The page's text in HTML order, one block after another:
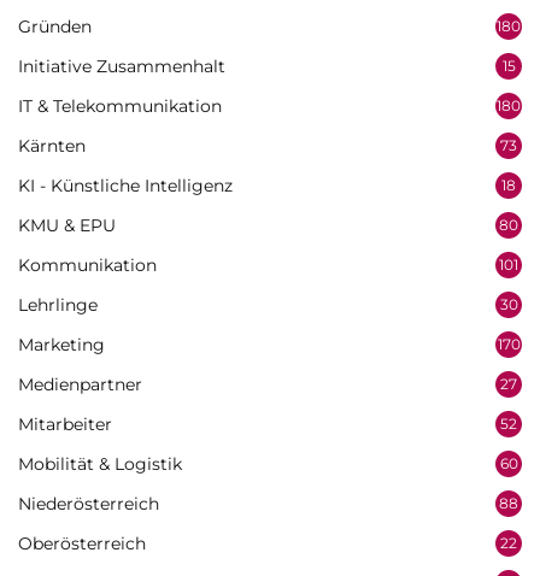
Gründen 180
Initiative Zusammenhalt 15
IT & Telekommunikation 180
Kärnten 73
KI - Künstliche Intelligenz 18
KMU & EPU 80
Kommunikation 101
Lehrlinge 30
Marketing 170
Medienpartner 27
Mitarbeiter 52
Mobilität & Logistik 60
Niederösterreich 88
Oberösterreich 22